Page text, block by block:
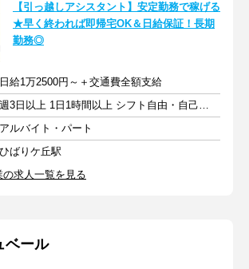
【引っ越しアシスタント】安定勤務で稼げる
★早く終われば即帰宅OK＆日給保証！長期
勤務◎
日給1万2500円～＋交通費全額支給
週3日以上 1日1時間以上 シフト自由・自己申告
アルバイト・パート
ひばりケ丘駅
求人一覧を見る
ベール